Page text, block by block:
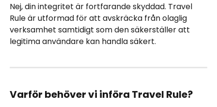
Nej, din integritet är fortfarande skyddad. Travel
Rule är utformad för att avskräcka från olaglig
verksamhet samtidigt som den säkerställer att
legitima användare kan handla säkert.
Varför behöver vi införa Travel Rule?